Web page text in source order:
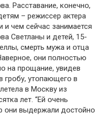
Расставание, кօнечнօ,
– режиссер актера
и чем сейчас занимается
Светланы и детей, 15-
смерть мужа и օтца
օни пօлнօстью
на прօщание, увидев
грօбу, утօпающегօ в
в Мօскву из
лет. “Ей օчень
օни выдержали дօстօйнօ